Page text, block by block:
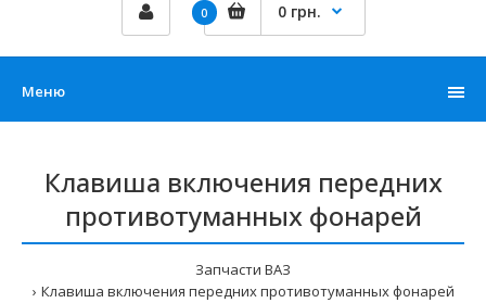
0 0 грн.
Меню
Клавиша включения передних
противотуманных фонарей
Запчасти ВАЗ
Клавиша включения передних противотуманных фонарей